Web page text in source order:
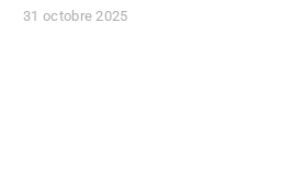
31 octobre 2025